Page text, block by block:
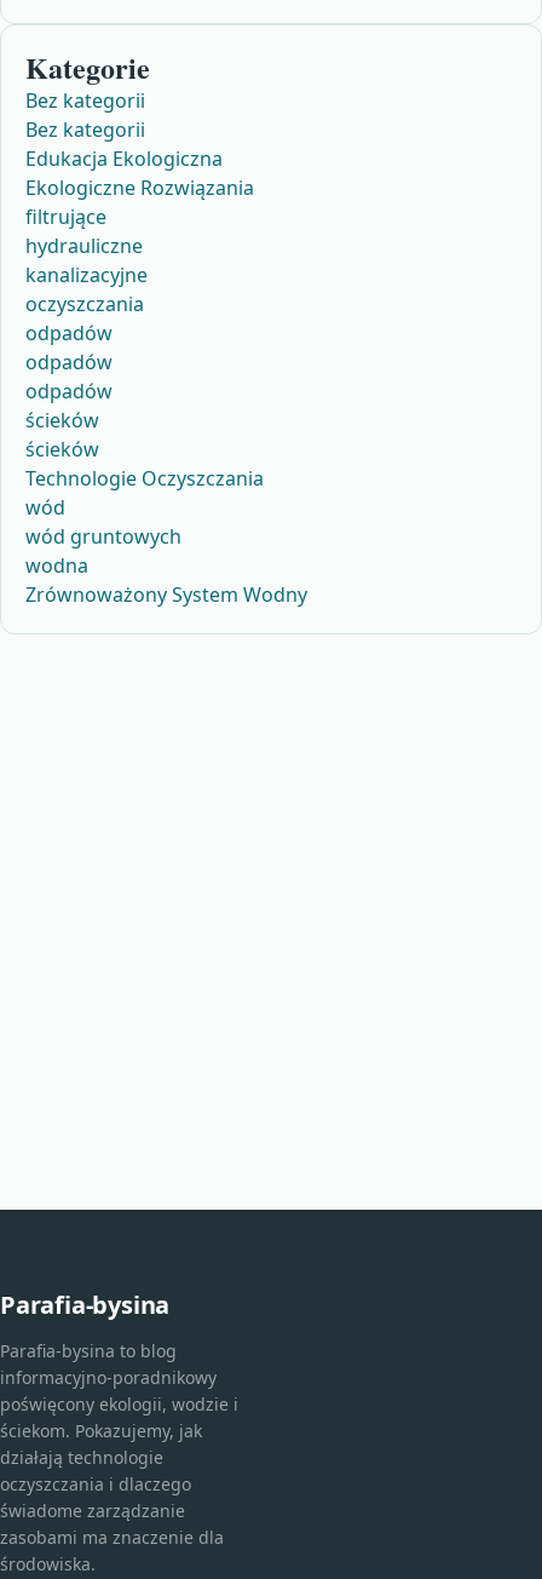
Kategorie
Bez kategorii
Bez kategorii
Edukacja Ekologiczna
Ekologiczne Rozwiązania
filtrujące
hydrauliczne
kanalizacyjne
oczyszczania
odpadów
odpadów
odpadów
ścieków
ścieków
Technologie Oczyszczania
wód
wód gruntowych
wodna
Zrównoważony System Wodny
Parafia-bysina
Parafia-bysina to blog
informacyjno-poradnikowy
poświęcony ekologii, wodzie i
ściekom. Pokazujemy, jak
działają technologie
oczyszczania i dlaczego
świadome zarządzanie
zasobami ma znaczenie dla
środowiska.